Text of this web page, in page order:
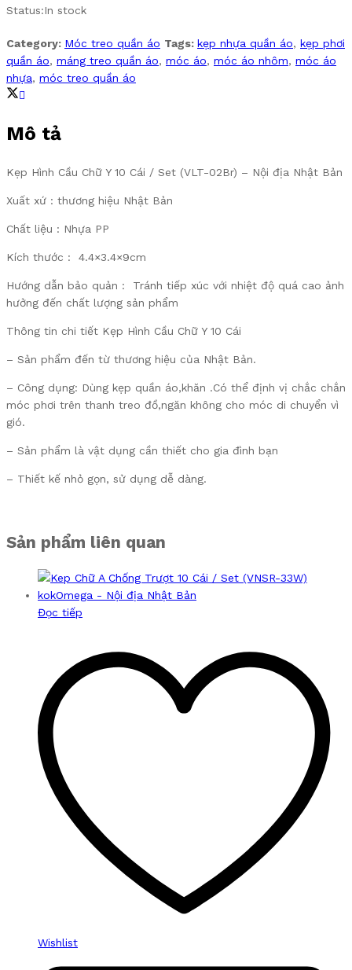
Status:In stock
Category: Móc treo quần áo Tags: kẹp nhựa quần áo, kẹp phơi
quần áo, máng treo quần áo, móc áo, móc áo nhôm, móc áo
nhựa, móc treo quần áo
Mô tả
Kẹp Hình Cầu Chữ Y 10 Cái / Set (VLT-02Br) – Nội địa Nhật Bản
Xuất xứ : thương hiệu Nhật Bản
Chất liệu : Nhựa PP
Kích thước : 4.4×3.4×9cm
Hướng dẫn bảo quản : Tránh tiếp xúc với nhiệt độ quá cao ảnh
hưởng đến chất lượng sản phẩm
Thông tin chi tiết Kẹp Hình Cầu Chữ Y 10 Cái
– Sản phẩm đến từ thương hiệu của Nhật Bản.
– Công dụng: Dùng kẹp quần áo,khăn .Có thể định vị chắc chắn
móc phơi trên thanh treo đồ,ngăn không cho móc di chuyển vì
gió.
– Sản phẩm là vật dụng cần thiết cho gia đình bạn
– Thiết kế nhỏ gọn, sử dụng dễ dàng.
Sản phẩm liên quan
Đọc tiếp
Wishlist